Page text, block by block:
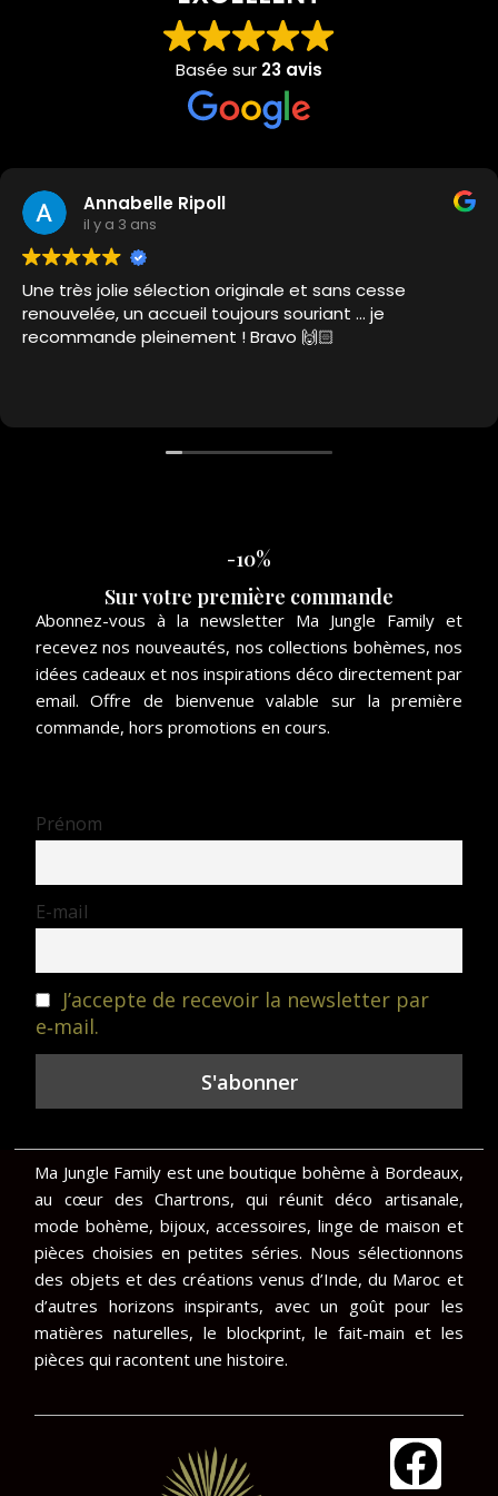
Basée sur 23 avis
Annabelle Ripoll
il y a 3 ans
Une très jolie sélection originale et sans cesse
renouvelée, un accueil toujours souriant … je
recommande pleinement ! Bravo 🙌🏻
-10%
Sur votre première commande
Abonnez-vous à la newsletter Ma Jungle Family et
recevez nos nouveautés, nos collections bohèmes, nos
idées cadeaux et nos inspirations déco directement par
email. Offre de bienvenue valable sur la première
commande, hors promotions en cours.
Prénom
E-mail
J’accepte de recevoir la newsletter par
e‑mail.
Ma Jungle Family est une boutique bohème à Bordeaux,
au cœur des Chartrons, qui réunit déco artisanale,
mode bohème, bijoux, accessoires, linge de maison et
pièces choisies en petites séries. Nous sélectionnons
des objets et des créations venus d’Inde, du Maroc et
d’autres horizons inspirants, avec un goût pour les
matières naturelles, le blockprint, le fait-main et les
pièces qui racontent une histoire.
F
I